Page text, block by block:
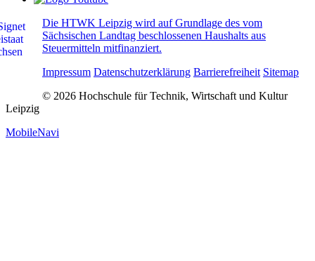
Die HTWK Leipzig wird auf Grundlage des vom
Sächsischen Landtag beschlossenen Haushalts aus
Steuermitteln mitfinanziert.
Impressum Datenschutzerklärung Barrierefreiheit Sitemap
© 2026 Hochschule für Technik, Wirtschaft und Kultur
Leipzig
MobileNavi